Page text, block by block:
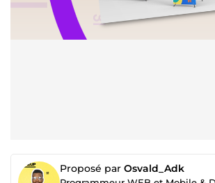
Proposé par Osvald_Adk